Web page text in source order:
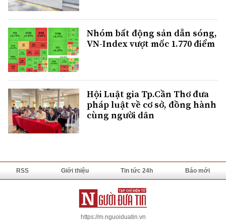
Nhóm bất động sản dẫn sóng,
VN-Index vượt mốc 1.770 điểm
Hội Luật gia Tp.Cần Thơ đưa
pháp luật về cơ sở, đồng hành
cùng người dân
RSS Giới thiệu Tin tức 24h Báo mới
https://m.nguoiduatin.vn